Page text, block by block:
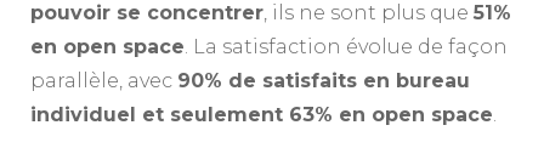
pouvoir se concentrer, ils ne sont plus que 51%
en open space. La satisfaction évolue de façon
parallèle, avec 90% de satisfaits en bureau
individuel et seulement 63% en open space.